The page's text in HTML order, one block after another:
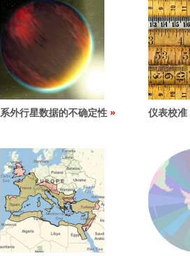
系外行星数据的不确定性 仪表校准